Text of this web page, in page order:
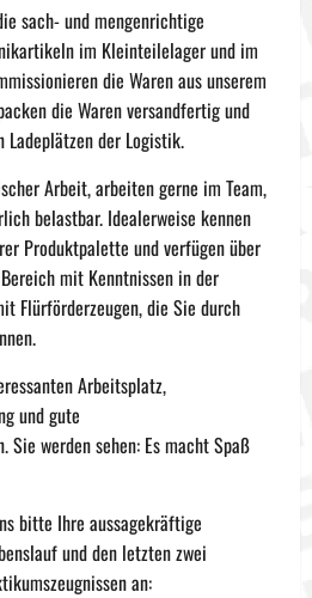
sach- und mengenrichtige
im Kleinteilelager und im
die Waren aus unserem
die Waren versandfertig und
der Logistik.
Arbeit, arbeiten gerne im Team,
belastbar. Idealerweise kennen
Produktpalette und verfügen über
mit Kenntnissen in der
Flürförderzeugen, die Sie durch
Arbeitsplatz,
und gute
Sie werden sehen: Es macht Spaß
bitte Ihre aussagekräftige
und den letzten zwei
an: